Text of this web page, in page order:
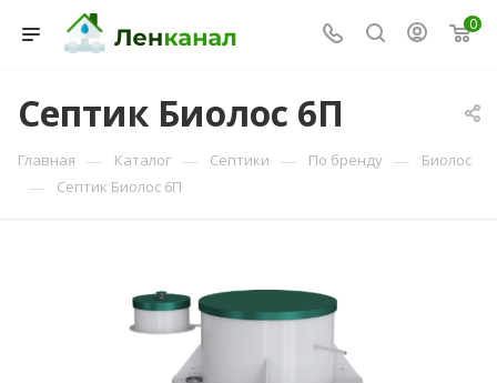
0
Септик Биолос 6П
Главная — Каталог — Септики — По бренду — Биолос
— Септик Биолос 6П
Онлайн — отвечаем моментально